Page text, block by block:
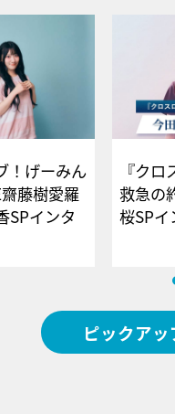
！げーみん
藤樹愛羅
SPインタ
『ク
救急の
桜SP
ピックア